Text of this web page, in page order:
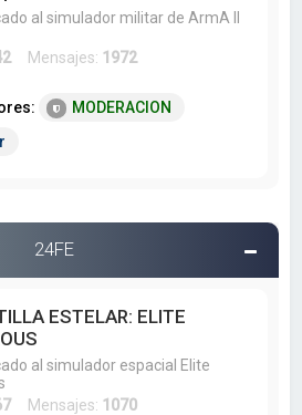
al simulador militar de ArmA II
Mensajes: 1972
MODERACION
24FE
ESTELAR: ELITE
al simulador espacial Elite
Mensajes: 1070